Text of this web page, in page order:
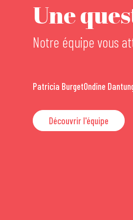
Une
Notre équipe vous
Patricia BurgetOndine
Découvrir l'équipe